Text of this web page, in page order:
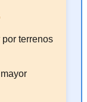
terrenos